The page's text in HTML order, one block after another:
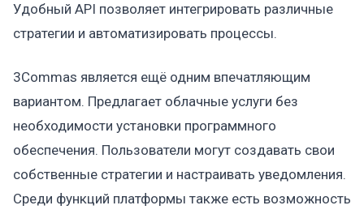
Удобный API позволяет интегрировать различные
стратегии и автоматизировать процессы.
3Commas является ещё одним впечатляющим
вариантом. Предлагает облачные услуги без
необходимости установки программного
обеспечения. Пользователи могут создавать свои
собственные стратегии и настраивать уведомления.
Среди функций платформы также есть возможность